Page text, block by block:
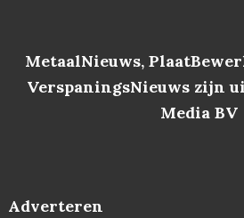
MetaalNieuws,
VerspaningsNieuws zijn
Media BV
Adverteren